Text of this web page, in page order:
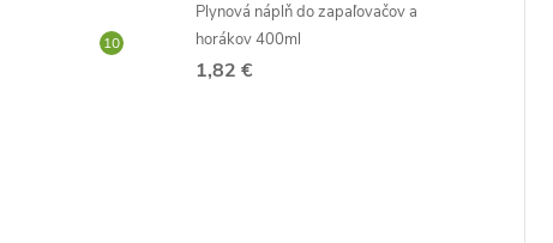
Plynová náplň do zapaľovačov a
horákov 400ml
1,82 €